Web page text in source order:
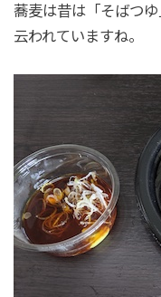
蕎麦は昔は「そばつ
云われていますね。